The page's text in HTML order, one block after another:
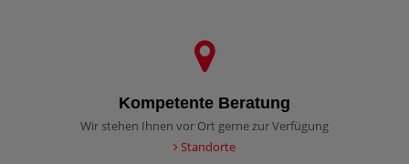
Kompetente Beratung
Wir stehen Ihnen vor Ort gerne zur Verfügung
Standorte